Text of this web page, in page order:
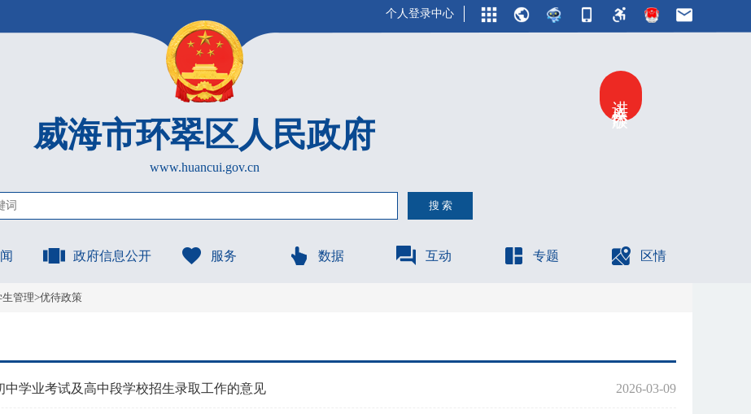
威海市环翠区人民政府
www.huancui.gov.cn
个人登录中心
政府信息公开 服务 数据 互动 专题 区情
生管理>优待政策
学业考试及高中段学校招生录取工作的意见 2026-03-09